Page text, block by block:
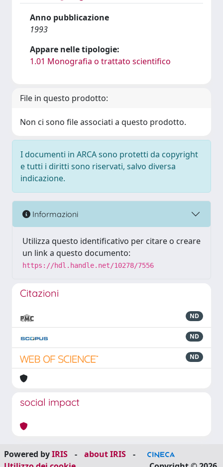
Anno pubblicazione
1993
Appare nelle tipologie:
1.01 Monografia o trattato scientifico
File in questo prodotto:
Non ci sono file associati a questo prodotto.
I documenti in ARCA sono protetti da copyright
e tutti i diritti sono riservati, salvo diversa
indicazione.
Informazioni
Utilizza questo identificativo per citare o creare
un link a questo documento:
https://hdl.handle.net/10278/7556
Citazioni
ND
ND
ND
social impact
Powered byIRIS - about IRIS
-